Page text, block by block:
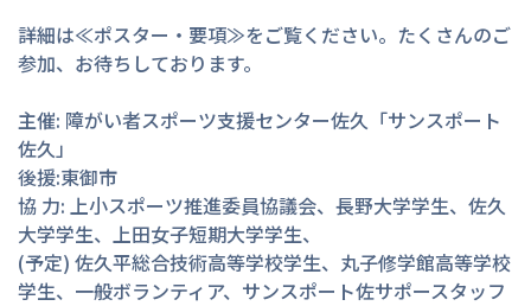
詳細は≪ポスター・要項≫をご覧ください。たくさんのご
参加、お待ちしております。
主催: 障がい者スポーツ支援センター佐久「サンスポート
佐久」
後援:東御市
協 力: 上小スポーツ推進委員協議会、長野大学学生、佐久
大学学生、上田女子短期大学学生、
(予定) 佐久平総合技術高等学校学生、丸子修学館高等学校
学生、一般ボランティア、サンスポート佐サポースタッフ